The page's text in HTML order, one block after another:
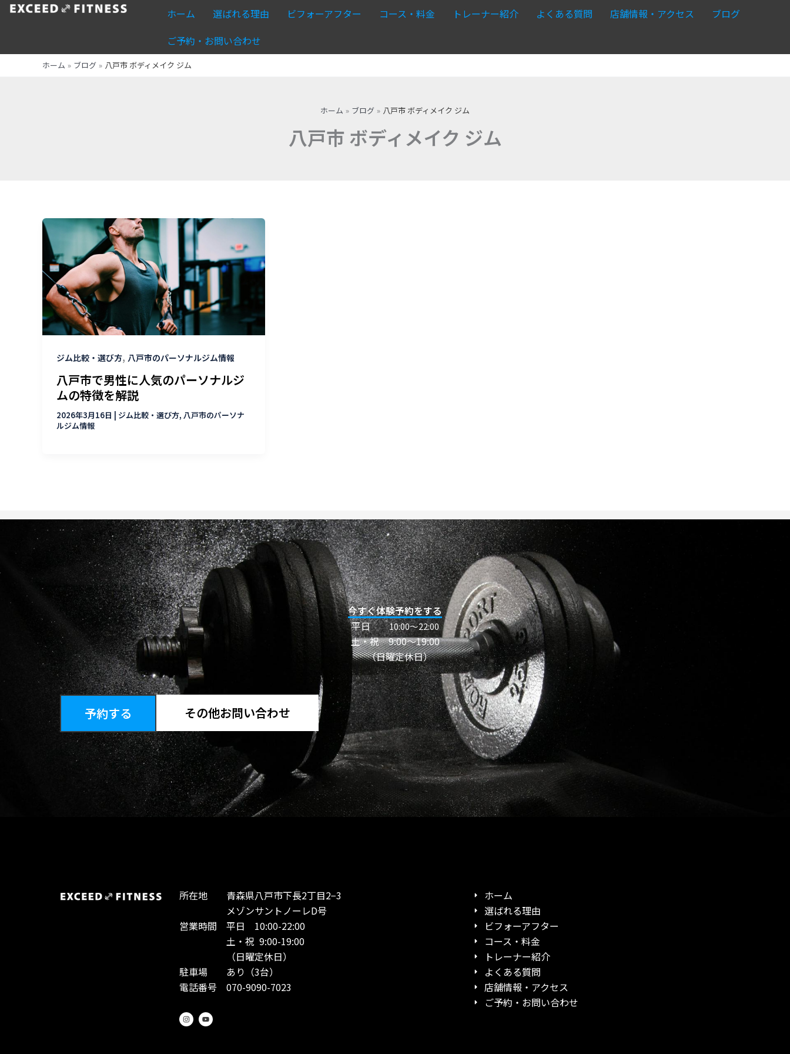
ス
ホーム 選ばれる理由 ビフォーアフター コース・料金 トレーナー紹介 よくある質問 店舗情報・アクセス
ブログ
ご予約・お問い合わせ
ホーム ブログ 八戸市 ボディメイク ジム
ホーム ブログ 八戸市 ボディメイク ジム
八戸市 ボディメイク ジム
ジム比較・選び方, 八戸市のパーソナルジム情報
八戸市で男性に人気のパーソナルジ
ムの特徴を解説
2026年3月16日 | ジム比較・選び方, 八戸市のパーソナ
ルジム情報
今すぐ体験予約をする
平日10:00〜22:00
土・祝 9:00～19:00
（日曜定休日）
予約する その他お問い合わせ
所在地 青森県八戸市下長2丁目2−3
メゾンサントノーレD号
営業時間 平日 10:00-22:00
土・祝 9:00-19:00
（日曜定休日）
駐車場 あり（3台）
電話番号 070-9090-7023
I
n
s
Y
o
u
ホーム
選ばれる理由
ビフォーアフター
コース・料金
トレーナー紹介
よくある質問
店舗情報・アクセス
ご予約・お問い合わせ